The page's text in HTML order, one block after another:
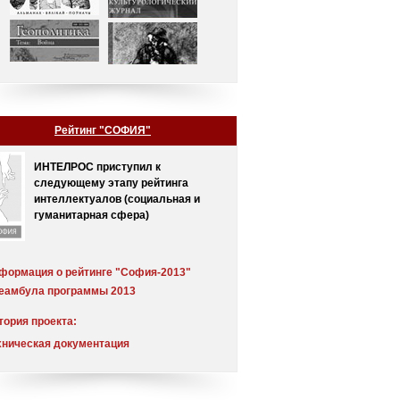
Рейтинг "СОФИЯ"
ИНТЕЛРОС приступил к
следующему этапу рейтинга
интеллектуалов (социальная и
гуманитарная сфера)
о рейтинге "София-2013"
программы 2013
проекта:
совет
документация